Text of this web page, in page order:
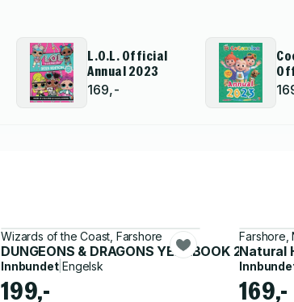
L.O.L. Official
Annual 2023
169,-
Wizards of the Coast, Farshore
DUNGEONS & DRAGONS YEARBOOK 2024
Innbundet|Engelsk
199,-
Farshore,
Natural
169,-